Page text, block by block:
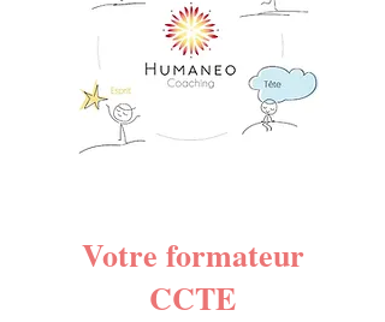
Votre formateur
CCTE